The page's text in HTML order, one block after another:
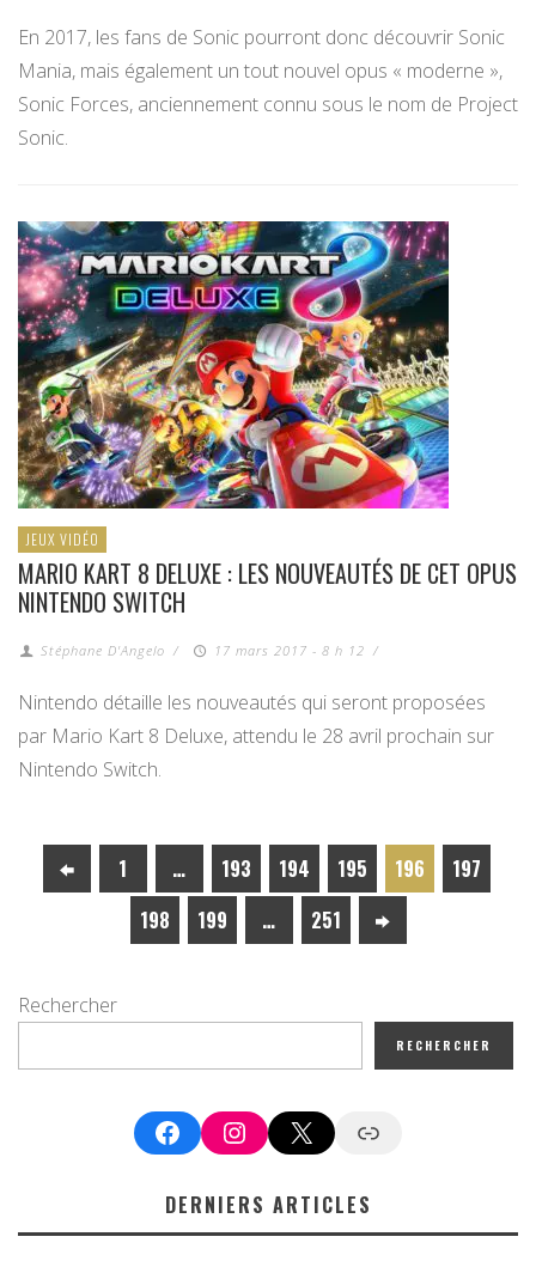
En 2017, les fans de Sonic pourront donc découvrir Sonic
Mania, mais également un tout nouvel opus « moderne »,
Sonic Forces, anciennement connu sous le nom de Project
Sonic.
JEUX VIDÉO
MARIO KART 8 DELUXE : LES NOUVEAUTÉS DE CET OPUS
NINTENDO SWITCH
Stéphane D'Angelo / 17 mars 2017 - 8 h 12 /
Nintendo détaille les nouveautés qui seront proposées
par Mario Kart 8 Deluxe, attendu le 28 avril prochain sur
Nintendo Switch.
1 … 193 194 195 196
197
198
199 … 251
Rechercher
RECHERCHER
FacebookInstagram
X Google News
DERNIERS ARTICLES